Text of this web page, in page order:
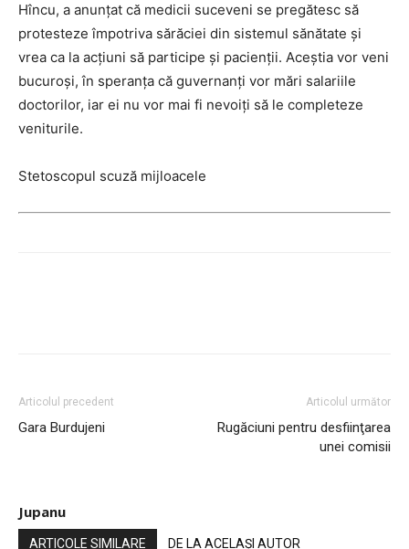
Hîncu, a anunţat că medicii suceveni se pregătesc să
protesteze împotriva sărăciei din sistemul sănătate şi
vrea ca la acţiuni să participe şi pacienţii. Aceştia vor veni
bucuroşi, în speranţa că guvernanţi vor mări salariile
doctorilor, iar ei nu vor mai fi nevoiţi să le completeze
veniturile.
Stetoscopul scuză mijloacele
Articolul precedent
Gara Burdujeni
Articolul următor
Rugăciuni pentru desfiinţarea
unei comisii
Jupanu
ARTICOLE SIMILARE DE LA ACELAȘI AUTOR